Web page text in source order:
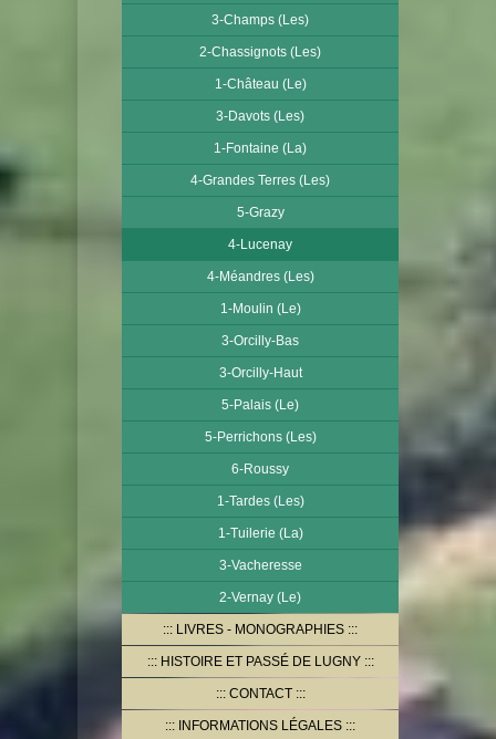
3-Champs (Les)
2-Chassignots (Les)
1-Château (Le)
3-Davots (Les)
1-Fontaine (La)
4-Grandes Terres (Les)
5-Grazy
4-Lucenay
4-Méandres (Les)
1-Moulin (Le)
3-Orcilly-Bas
3-Orcilly-Haut
5-Palais (Le)
5-Perrichons (Les)
6-Roussy
1-Tardes (Les)
1-Tuilerie (La)
3-Vacheresse
2-Vernay (Le)
LIVRES - MONOGRAPHIES
HISTOIRE ET PASSÉ DE LUGNY
CONTACT
INFORMATIONS LÉGALES